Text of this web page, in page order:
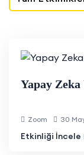
Yapay Zeka
Zoom 30
Etkinliği İncele